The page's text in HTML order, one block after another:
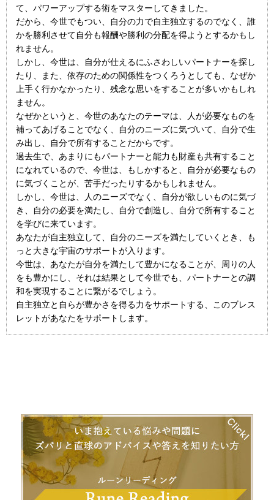
て、パワーアップする術をマスターしてきました。
だから、今世でもつい、自分の力で自主独立するのでなく、誰
かを勝利させて自分も報酬や勝利の分配を得ようとするかもし
れません。
しかし、今世は、自分が仕えるにふさわしいパートナーを探し
たり、また、依存のための関係性をつくろうとしても、なぜか
上手く行かなかったり、残念な思いをすることが多いかもしれ
ません。
なぜかというと、今世のあなたのテーマは、人が必要なものを
補ってあげることでなく、自分のニーズに気づいて、自分で生
み出し、自分で所有することだからです。
過去生で、あまりにもパートナーと能力も財産も共有すること
になれているので、今世は、もしかすると、自分が必要なもの
に気づくことが、苦手だったりするかもしれません。
しかし、今世は、人のニーズでなく、自分が欲しいものに気づ
き、自分の必要を満たし、自分で創造し、自分で所有すること
を学びに来ています。
あなたが自主独立して、自分のニーズを満たしていくとき、も
っと大きな宇宙のサポートが入ります。
今世は、あなたが自分を満たして豊かになることが、周りの人
をも豊かにし、それは結果として今世でも、パートナーとの調
和を実現することに繋がるでしょう。
自主独立と自らが豊かさを得る力をサポートする、このブレス
レットがあなたをサポートします。